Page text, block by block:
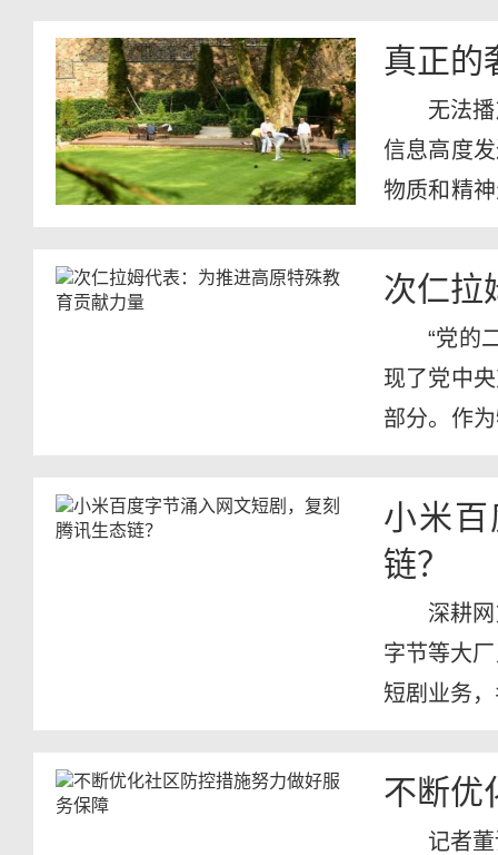
真正的
无法
信息高度
物质和精
次仁拉
“党的
现了党中
部分。作
小米
链？
深耕
字节等大
短剧业务
不断优
记者